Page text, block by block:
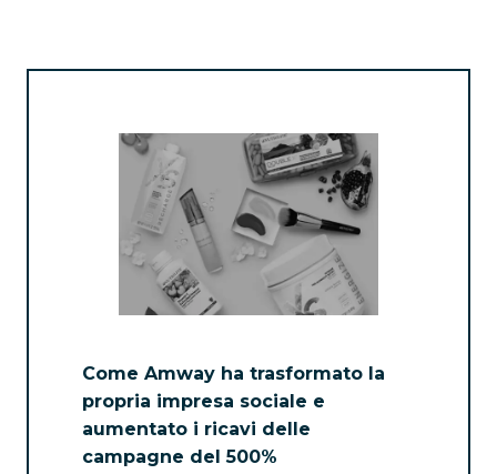
Come Amway ha trasformato la
propria impresa sociale e
aumentato i ricavi delle
campagne del 500%